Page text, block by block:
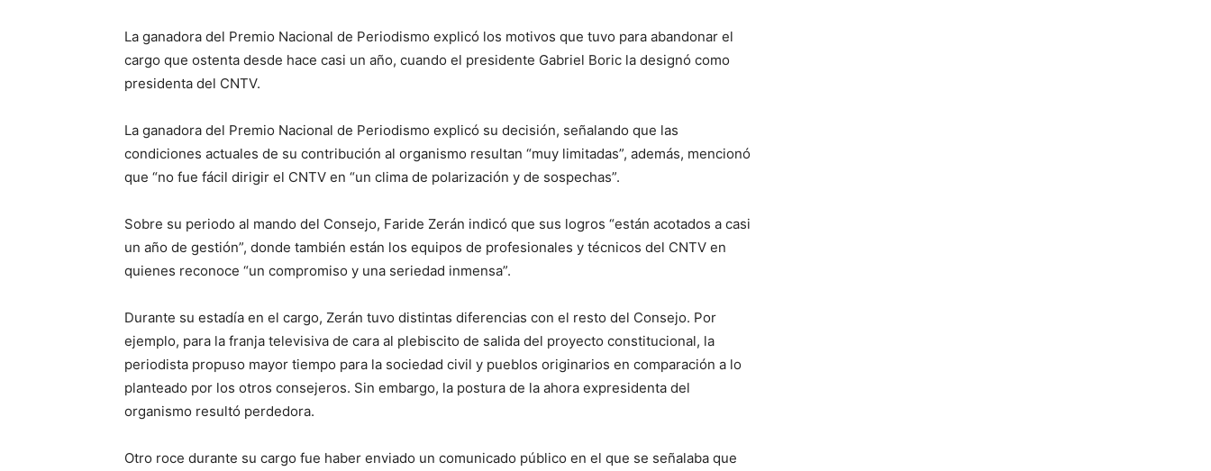
La ganadora del Premio Nacional de Periodismo explicó los motivos que tuvo para abandonar el
cargo que ostenta desde hace casi un año, cuando el presidente Gabriel Boric la designó como
presidenta del CNTV.
La ganadora del Premio Nacional de Periodismo explicó su decisión, señalando que las
condiciones actuales de su contribución al organismo resultan “muy limitadas”, además, mencionó
que “no fue fácil dirigir el CNTV en “un clima de polarización y de sospechas”.
Sobre su periodo al mando del Consejo, Faride Zerán indicó que sus logros “están acotados a casi
un año de gestión”, donde también están los equipos de profesionales y técnicos del CNTV en
quienes reconoce “un compromiso y una seriedad inmensa”.
Durante su estadía en el cargo, Zerán tuvo distintas diferencias con el resto del Consejo. Por
ejemplo, para la franja televisiva de cara al plebiscito de salida del proyecto constitucional, la
periodista propuso mayor tiempo para la sociedad civil y pueblos originarios en comparación a lo
planteado por los otros consejeros. Sin embargo, la postura de la ahora expresidenta del
organismo resultó perdedora.
Otro roce durante su cargo fue haber enviado un comunicado público en el que se señalaba que